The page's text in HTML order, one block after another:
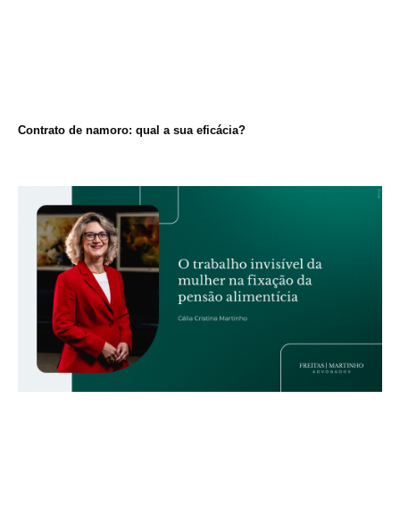
Contrato de namoro: qual a sua eficácia?